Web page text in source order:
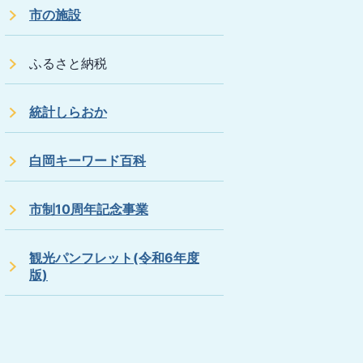
市の施設
ふるさと納税
統計しらおか
白岡キーワード百科
市制10周年記念事業
観光パンフレット(令和6年度
版)